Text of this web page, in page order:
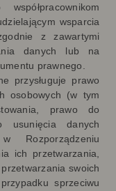
wsparcia
z zawartymi
danych lub na
prawnego.
przysługuje prawo
osobowych (w tym
prawo do
usunięcia danych
Rozporządzeniu
ich przetwarzania,
swoich
sprzeciwu